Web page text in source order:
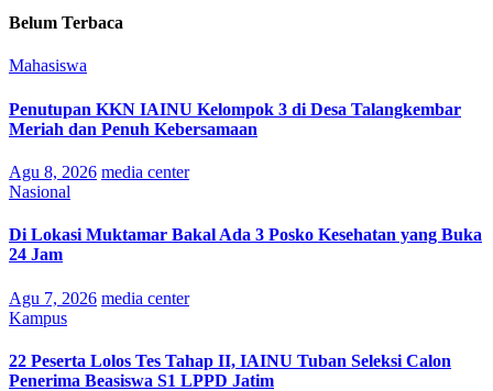
Belum Terbaca
Mahasiswa
Penutupan KKN IAINU Kelompok 3 di Desa Talangkembar
Meriah dan Penuh Kebersamaan
Agu 8, 2026 media center
Nasional
Di Lokasi Muktamar Bakal Ada 3 Posko Kesehatan yang Buka
24 Jam
Agu 7, 2026 media center
Kampus
22 Peserta Lolos Tes Tahap II, IAINU Tuban Seleksi Calon
Penerima Beasiswa S1 LPPD Jatim